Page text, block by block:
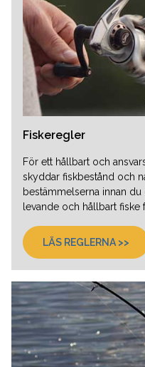
Fiskeregler
För ett hållbart och
skyddar fiskbestånd och
bestämmelserna innan
levande och hållbart fiske
LÄS REGLERNA >>